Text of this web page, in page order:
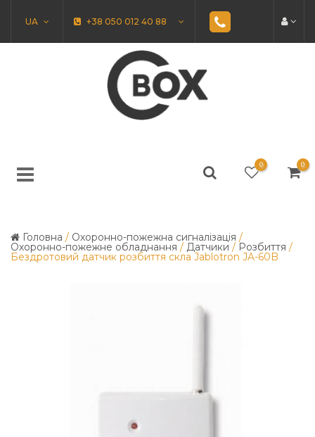
UA +38 050 012 40 88
0 0
Головна / Охоронно-пожежна сигналізація /
Охоронно-пожежне обладнання / Датчики / Розбиття /
Бездротовий датчик розбиття скла Jablotron JA-60B